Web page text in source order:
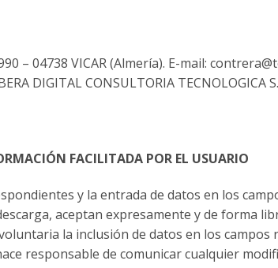
990 – 04738 VICAR (Almería). E-mail:
DIGITAL CONSULTORIA TECNOLOGICA
FACILITADA POR EL USUARIO
y la entrada de datos en los
aceptan expresamente y de forma
la inclusión de datos en los campos
responsable de comunicar cualquier